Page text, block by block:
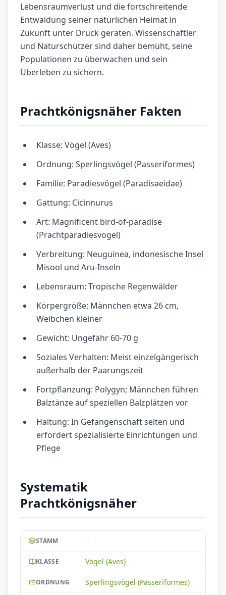
Lebensraumverlust und die fortschreitende
Entwaldung seiner natürlichen Heimat in
Zukunft unter Druck geraten. Wissenschaftler
und Naturschützer sind daher bemüht, seine
Populationen zu überwachen und sein
Überleben zu sichern.
Prachtkönigsnäher Fakten
Klasse: Vögel (Aves)
Ordnung: Sperlingsvögel (Passeriformes)
Familie: Paradiesvögel (Paradisaeidae)
Gattung: Cicinnurus
Art: Magnificent bird-of-paradise
(Prachtparadiesvogel)
Verbreitung: Neuguinea, indonesische Insel
Misool und Aru-Inseln
Lebensraum: Tropische Regenwälder
Körpergröße: Männchen etwa 26 cm,
Weibchen kleiner
Gewicht: Ungefähr 60-70 g
Soziales Verhalten: Meist einzelgängerisch
außerhalb der Paarungszeit
Fortpflanzung: Polygyn; Männchen führen
Balztänze auf speziellen Balzplätzen vor
Haltung: In Gefangenschaft selten und
erfordert spezialisierte Einrichtungen und
Pflege
Systematik
Prachtkönigsnäher
STAMM --
KLASSE Vögel (Aves)
ORDNUNG Sperlingsvögel (Passeriformes)